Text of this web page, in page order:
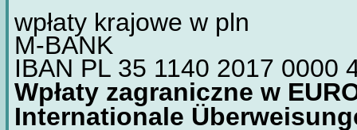
wpłaty krajowe w pln
M-BANK
IBAN PL 35 1140 2017 0000
Wpłaty zagraniczne w
Internationale